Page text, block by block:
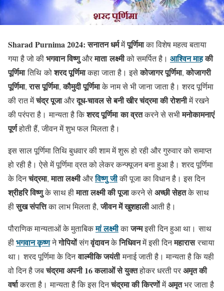
Sharad Purnima 2024: सनातन धर्ममेंपूर्णिमाका विशेष महत्‍व बताया
गया है जो कीभगवान विष्णुऔरमाता लक्ष्मीको समर्पित है। आश्विन माहकी
पूर्णिमातिथि कोशरद पूर्णिमाकहा जाता है। इसेकोजागर पूर्णिमा,कोजागरी
पूर्णिमा,रास पूर्णिमा,कौमुदी पूर्णिमाके नाम से भी जाना जाता है। शरद पूर्णिमा
की रात मेंचंद्र पूजाऔरदूध-चावल से बनी खीर चंद्रमा की रोशनीमें रखने
की परंपरा है। मान्‍यता है किशरद पूर्णिमा का व्रतकरने से सभीमनोकामनाएं
पूर्णहोती हैं, जीवन में शुभ फल मिलता है।
इस साल पूर्णिमा तिथि बुधवार की शाम में शुरू हो रही और गुरुवार को समाप्त
हो रही है। ऐसे में पूर्णिमा व्रत को लेकर कन्फ्यूजन बना हुआ है। शरद पूर्णिमा
के दिनचंद्रमा,माता लक्ष्‍मीऔरविष्‍णु जीकी पूजा का विधान है। इस दिन
श्रीहरि विष्णुके साथ हीमाता लक्ष्मी की पूजाकरने सेअच्छी सेहतके साथ
हीसुख संपत्तिका लाभ मिलता है,जीवन में खुशहालीआती है।
पौराणिक मान्यताओं के मुताबिकमां लक्ष्मीकाजन्मइसी दिन हुआ था। साथ
हीभगवान कृष्णनेगोपियोंसंगवृंदावनकेनिधिवनमें इसी दिनमहारासरचाया
था। शरद पूर्णिमा के दिनवाल्‍मीकि जयंतीमनाई जाती है। मान्‍यता है कि यही
वो दिन है जबचंद्रमा अपनी 16 कलाओं से युक्‍तहोकर धरती परअमृत की
वर्षाकरता है। मान्‍यता है कि इस दिनचंद्रमा की किरणोंमेंअमृतभर जाता है